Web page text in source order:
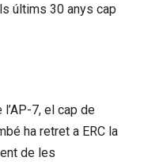
últims 30 anys cap
7, el cap de
ha retret a ERC la
de les